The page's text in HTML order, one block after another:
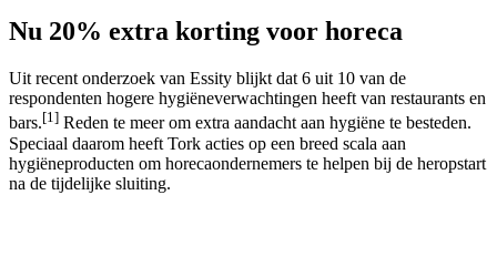
Nu 20% extra korting voor horeca
Uit recent onderzoek van Essity blijkt dat 6 uit 10 van de
respondenten hogere hygiëneverwachtingen heeft van restaurants en
bars.[1] Reden te meer om extra aandacht aan hygiëne te besteden.
Speciaal daarom heeft Tork acties op een breed scala aan
hygiëneproducten om horecaondernemers te helpen bij de heropstart
na de tijdelijke sluiting.